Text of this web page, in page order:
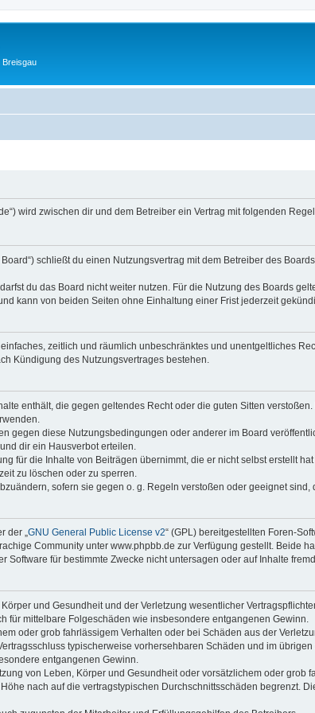
Breisgau
wird zwischen dir und dem Betreiber ein Vertrag mit folgenden
schließt du einen Nutzungsvertrag mit dem Betreiber des
du das Board nicht weiter nutzen. Für die Nutzung des Boards
kann von beiden Seiten ohne Einhaltung einer Frist jederzeit
zeitlich und räumlich unbeschränktes und unentgeltliches
Kündigung des Nutzungsvertrages bestehen.
enthält, die gegen geltendes Recht oder die guten Sitten
gegen diese Nutzungsbedingungen oder anderer im Board
dir ein Hausverbot erteilen.
für die Inhalte von Beiträgen übernimmt, die er nicht selbst erstellt
zu löschen oder zu sperren.
sofern sie gegen o. g. Regeln verstoßen oder geeignet
der „GNU General Public License v2“ (GPL) bereitgestellten Foren-
Community unter www.phpbb.de zur Verfügung gestellt. Beide
für bestimmte Zwecke nicht untersagen oder auf Inhalte
und Gesundheit und der Verletzung wesentlicher
für mittelbare Folgeschäden wie insbesondere entgangenen Gewinn.
oder grob fahrlässigem Verhalten oder bei Schäden aus der
typischerweise vorhersehbaren Schäden und im
entgangenen Gewinn.
von Leben, Körper und Gesundheit oder vorsätzlichem oder grob
nach auf die vertragstypischen Durchschnittsschäden begrenzt.